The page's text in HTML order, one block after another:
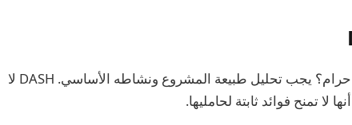
للإجابة على سؤال هل عملة DASH حلال أم حرام؟ يجب تحليل طبيعة المشروع ونشاطه الأساسي. DASH لا
لا تمنح فوائد ثابتة لحامليها.